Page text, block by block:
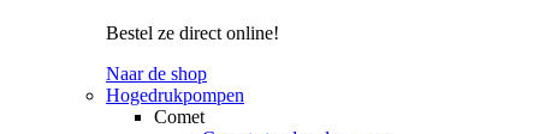
Bestel ze direct online!
Naar de shop
Hogedrukpompen
Comet